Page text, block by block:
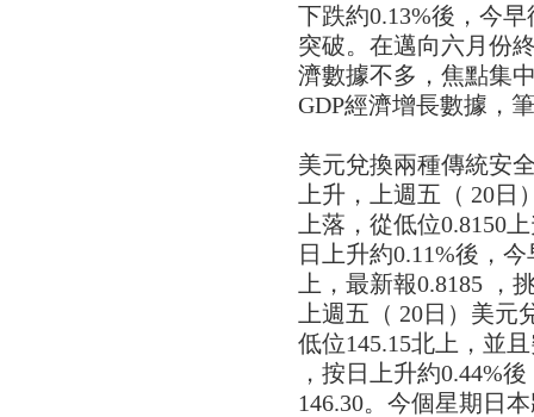
下跌約0.13%後，今
突破。在邁向六月份
濟數據不多，焦點集
GDP經濟增長數據，
美元兌換兩種傳統安
上升，上週五（ 20
上落，從低位0.8150
日上升約0.11%後，
上，最新報0.8185 ，
上週五（ 20日）美
低位145.15北上，並
，按日上升約0.44%
146.30。今個星期日